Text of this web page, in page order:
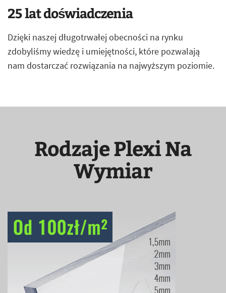
25 lat doświadczenia
Dzięki naszej długotrwałej obecności na rynku
zdobyliśmy wiedzę i umiejętności, które pozwalają
nam dostarczać rozwiązania na najwyższym poziomie.
Rodzaje Plexi Na
Wymiar